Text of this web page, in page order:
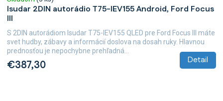
Isudar 2DIN autorádio T75-IEV155 Android, Ford Focus
III
€387,30 Detail
S 2DIN autorádiom Isudar T75-IEV155 QLED pre Ford Focus III máte
svet hudby, zábavy a informácií doslova na dosah ruky. Hlavnou
prednosťou je nepochybne prehľadná...